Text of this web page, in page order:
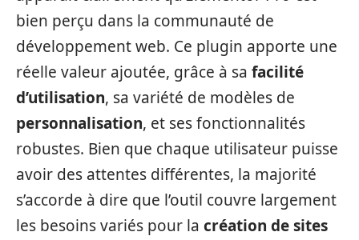
bien perçu dans la communauté de
développement web. Ce plugin apporte une
réelle valeur ajoutée, grâce à sa facilité
d’utilisation, sa variété de modèles de
personnalisation, et ses fonctionnalités
robustes. Bien que chaque utilisateur puisse
avoir des attentes différentes, la majorité
s’accorde à dire que l’outil couvre largement
les besoins variés pour la création de sites